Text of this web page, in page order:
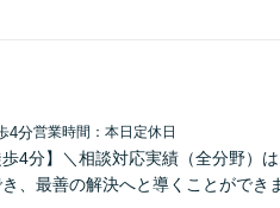
4分営業時間：本日定休日
歩4分】＼相談対応実績（全分野）
、最善の解決へと導くことがで